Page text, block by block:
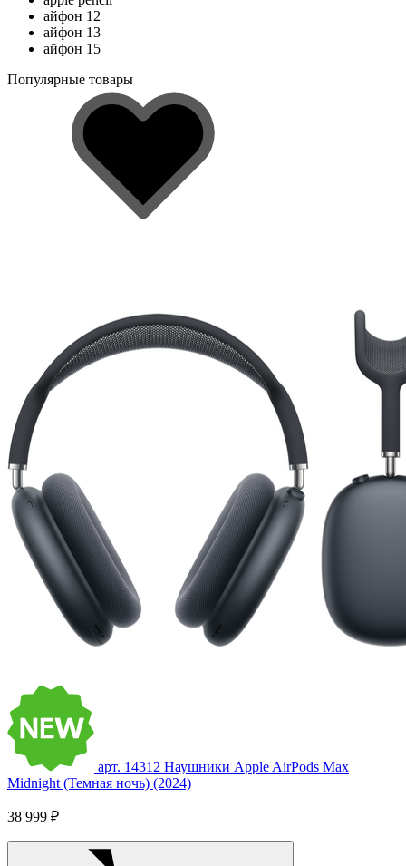
айфон 12
айфон 13
айфон 15
Популярные товары
арт. 14312 Наушники Apple AirPods Max
Midnight (Темная ночь) (2024)
38 999 ₽